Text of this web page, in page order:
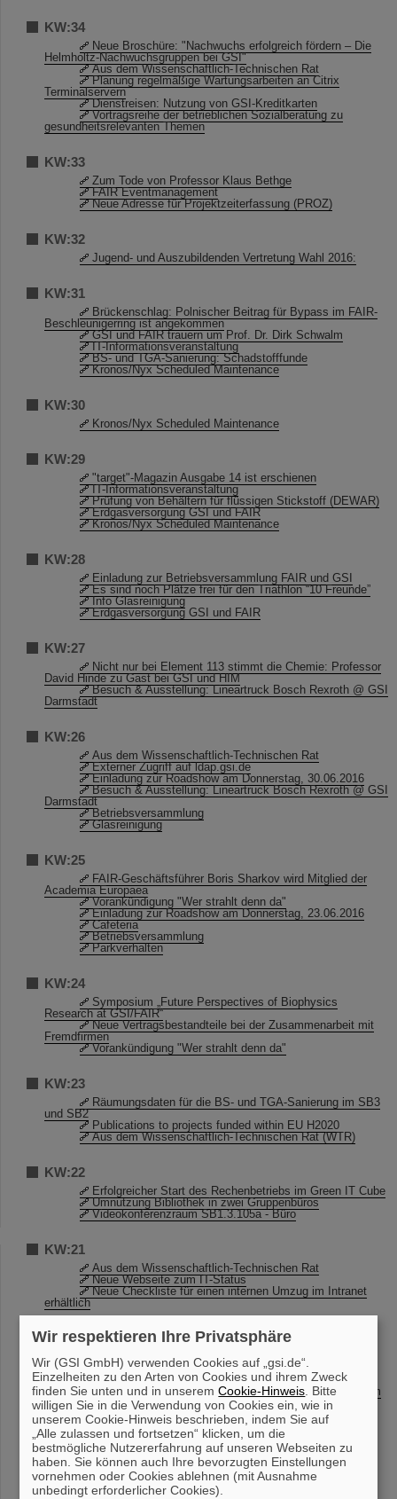
KW:34
Neue Broschüre: "Nachwuchs erfolgreich fördern – Die
Helmholtz-Nachwuchsgruppen bei GSI"
Aus dem Wissenschaftlich-Technischen Rat
Planung regelmäßige Wartungsarbeiten an Citrix
Terminalservern
Dienstreisen: Nutzung von GSI-Kreditkarten
Vortragsreihe der betrieblichen Sozialberatung zu
gesundheitsrelevanten Themen
KW:33
Zum Tode von Professor Klaus Bethge
FAIR Eventmanagement
Neue Adresse für Projektzeiterfassung (PROZ)
KW:32
Jugend- und Auszubildenden Vertretung Wahl 2016:
KW:31
Brückenschlag: Polnischer Beitrag für Bypass im FAIR-
Beschleunigerring ist angekommen
GSI und FAIR trauern um Prof. Dr. Dirk Schwalm
IT-Informationsveranstaltung
BS- und TGA-Sanierung: Schadstofffunde
Kronos/Nyx Scheduled Maintenance
KW:30
Kronos/Nyx Scheduled Maintenance
KW:29
"target"-Magazin Ausgabe 14 ist erschienen
IT-Informationsveranstaltung
Prüfung von Behältern für flüssigen Stickstoff (DEWAR)
Erdgasversorgung GSI und FAIR
Kronos/Nyx Scheduled Maintenance
KW:28
Einladung zur Betriebsversammlung FAIR und GSI
Es sind noch Plätze frei für den Triathlon “10 Freunde”
Info Glasreinigung
Erdgasversorgung GSI und FAIR
KW:27
Nicht nur bei Element 113 stimmt die Chemie: Professor
David Hinde zu Gast bei GSI und HIM
Besuch & Ausstellung: Lineartruck Bosch Rexroth @ GSI
Darmstadt
KW:26
Aus dem Wissenschaftlich-Technischen Rat
Externer Zugriff auf ldap.gsi.de
Einladung zur Roadshow am Donnerstag, 30.06.2016
Besuch & Ausstellung: Lineartruck Bosch Rexroth @ GSI
Darmstadt
Betriebsversammlung
Glasreinigung
KW:25
FAIR-Geschäftsführer Boris Sharkov wird Mitglied der
Academia Europaea
Vorankündigung "Wer strahlt denn da"
Einladung zur Roadshow am Donnerstag, 23.06.2016
Cafeteria
Betriebsversammlung
Parkverhalten
KW:24
Symposium „Future Perspectives of Biophysics
Research at GSI/FAIR“
Neue Vertragsbestandteile bei der Zusammenarbeit mit
Fremdfirmen
Vorankündigung "Wer strahlt denn da"
KW:23
Räumungsdaten für die BS- und TGA-Sanierung im SB3
und SB2
Publications to projects funded within EU H2020
Aus dem Wissenschaftlich-Technischen Rat (WTR)
KW:22
Erfolgreicher Start des Rechenbetriebs im Green IT Cube
Umnutzung Bibliothek in zwei Gruppenbüros
Videokonferenzraum SB1.3.105a - Büro
KW:21
Aus dem Wissenschaftlich-Technischen Rat
Neue Webseite zum IT-Status
Neue Checkliste für einen internen Umzug im Intranet
erhältlich
KW:20
GREWIS in der Presse und TV
Betriebsende für Debian 6.x
CRYRING@ESR Teilchenzähler-Workshop
Anpassungen im Einkauf durch die Vergaberechtsreform
2016
Richtlinie für Bestellanforderer
Einladung zur Roadshow am Donnerstag, 19.05.2016
Prüfpflichtige Arbeitsmittel
KW:19
Entwicklung hochpräziser Kernuhr rückt näher
Wir respektieren Ihre Privatsphäre
Wir (GSI GmbH) verwenden Cookies auf „gsi.de“.
Einzelheiten zu den Arten von Cookies und ihrem Zweck
finden Sie unten und in unseremCookie-Hinweis . Bitte
willigen Sie in die Verwendung von Cookies ein, wie in
unserem Cookie-Hinweis beschrieben, indem Sie auf
„Alle zulassen und fortsetzen“ klicken, um die
bestmögliche Nutzererfahrung auf unseren Webseiten zu
haben. Sie können auch Ihre bevorzugten Einstellungen
vornehmen oder Cookies ablehnen (mit Ausnahme
unbedingt erforderlicher Cookies).